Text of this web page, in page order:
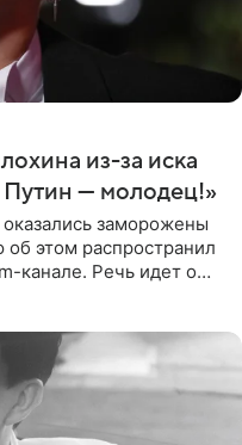
из-за иска
Путин — молодец!»
заморожены
этом распространил
канале. Речь идет о